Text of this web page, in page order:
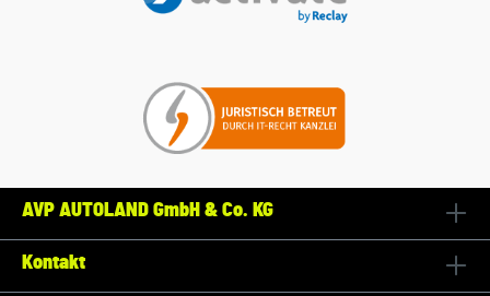
AVP AUTOLAND GmbH & Co. KG
Kontakt